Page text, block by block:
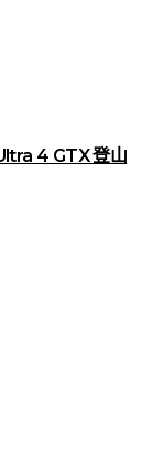
4 GTX 登山